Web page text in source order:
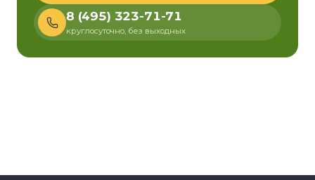
8 (495) 323-71-71
круглосуточно, без выходных